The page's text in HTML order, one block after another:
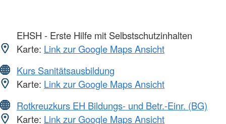
EHSH - Erste Hilfe mit Selbstschutzinhalten
Karte: Link zur Google Maps Ansicht
Kurs Sanitätsausbildung
Karte: Link zur Google Maps Ansicht
Rotkreuzkurs EH Bildungs- und Betr.-Einr. (BG)
Karte: Link zur Google Maps Ansicht